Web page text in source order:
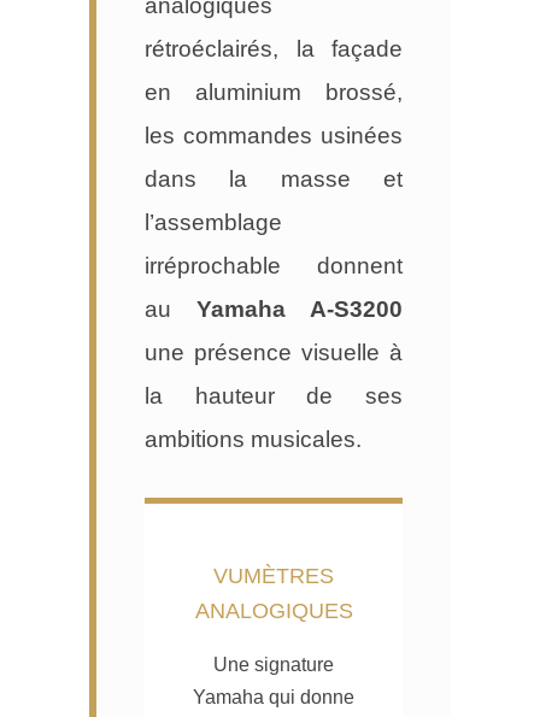
rétroéclairés, la façade
en aluminium brossé,
les commandes usinées
dans la masse et
l’assemblage
irréprochable donnent
au Yamaha A-S3200
une présence visuelle à
la hauteur de ses
ambitions musicales.
VUMÈTRES
ANALOGIQUES
Une signature
Yamaha qui donne